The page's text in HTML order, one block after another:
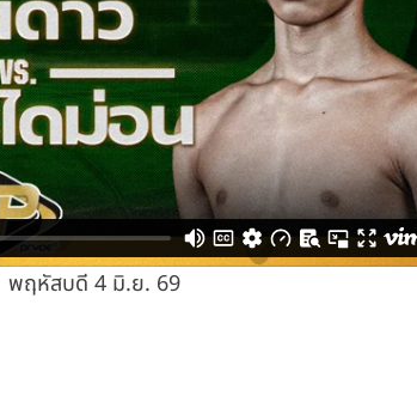
พฤหัสบดี 4 มิ.ย. 69